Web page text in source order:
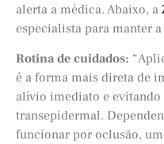
alerta a médica. Abaixo, a
especialista para manter
Rotina de cuidados:
é a forma mais direta de
alívio imediato e evitando
transepidermal.
funcionar por oclusão,